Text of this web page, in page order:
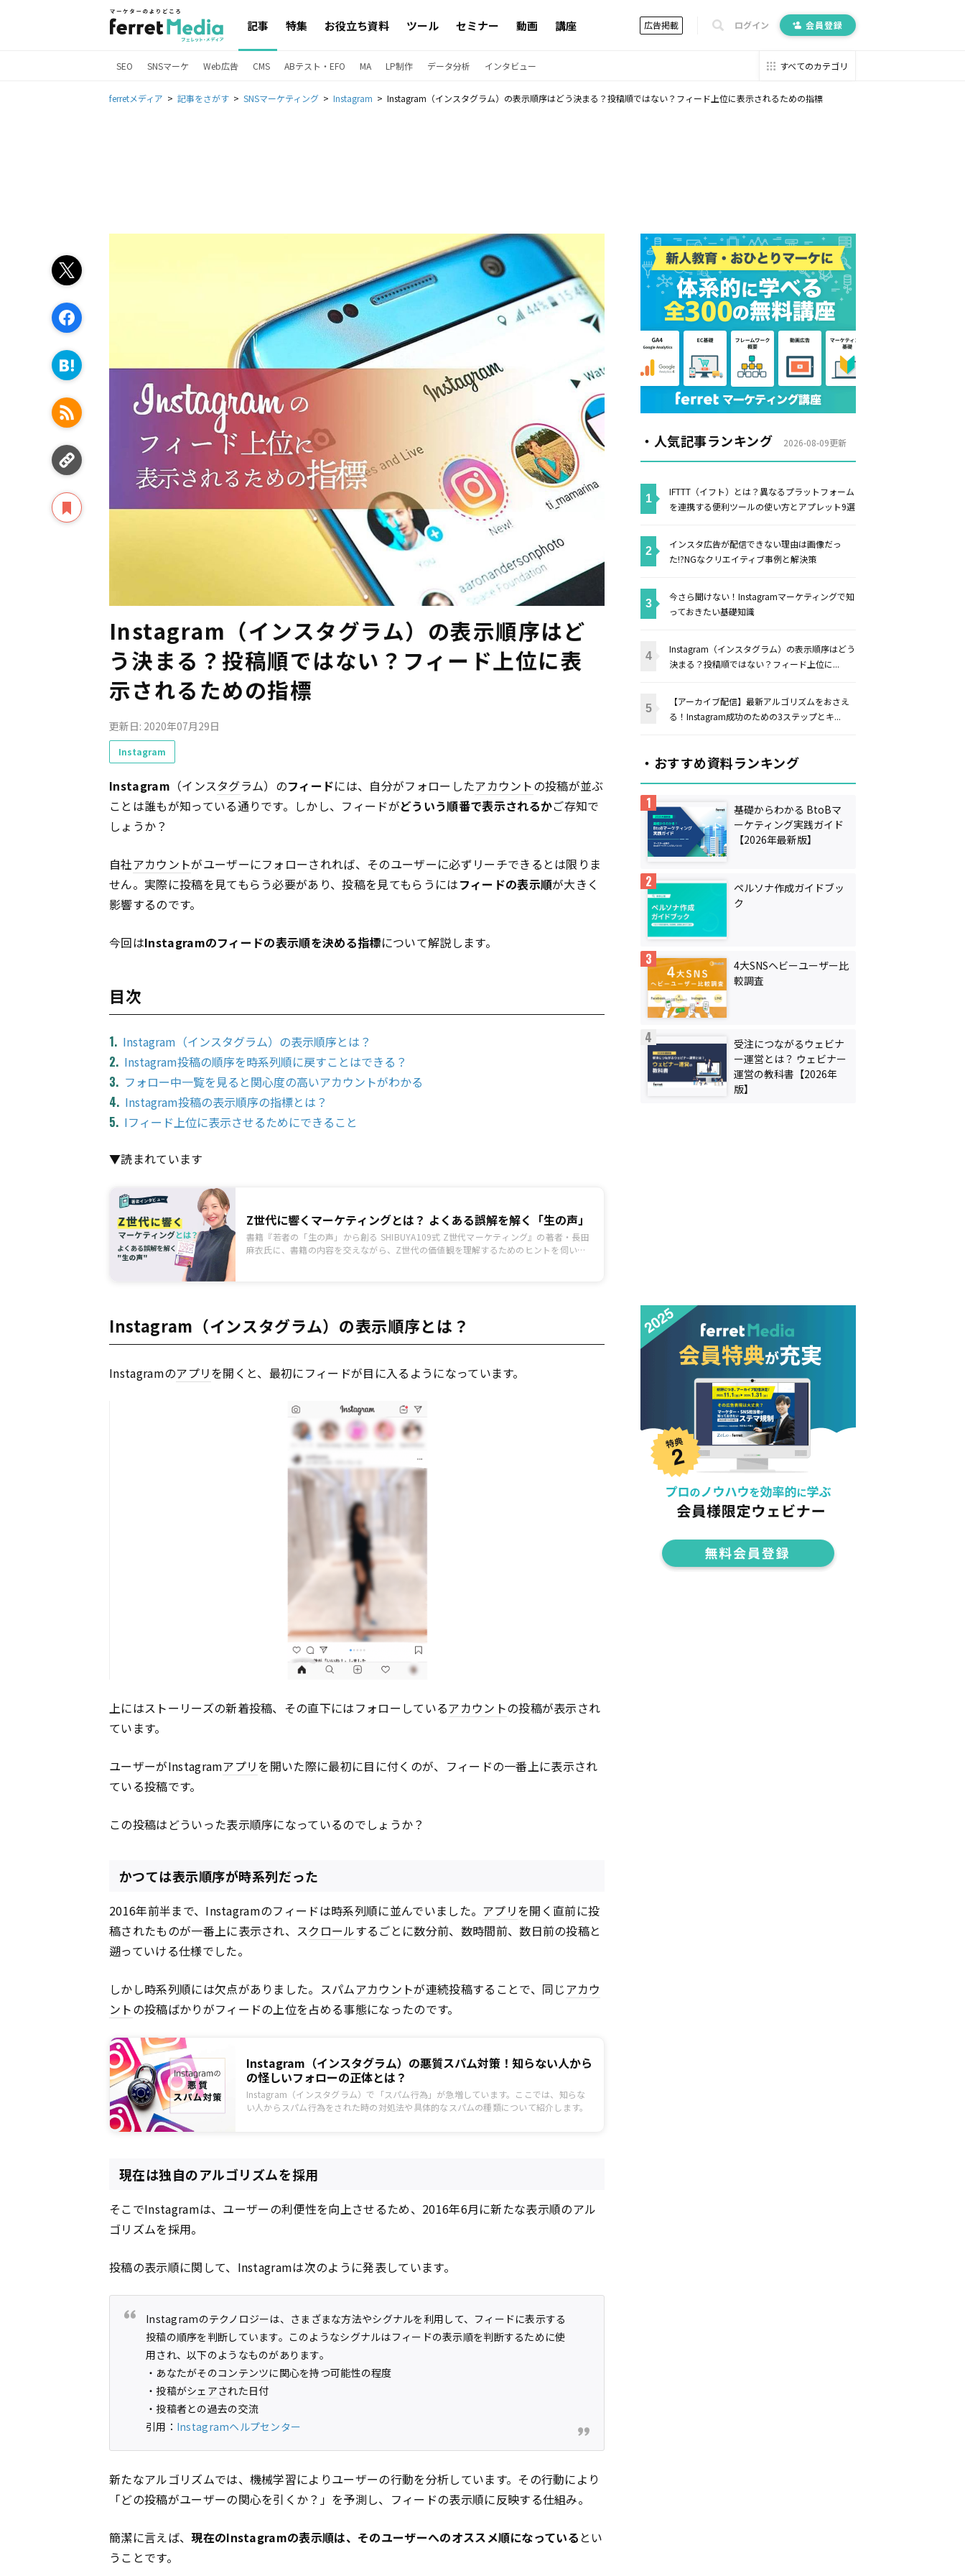
記事 特集 お役立ち資料 ツール セミナー 動画 講座 広告掲載 ログイン 会員登録
SEO SNSマーケ Web広告 CMS ABテスト・EFO MA LP制作 データ分析 インタビュー すべてのカテゴリ
ferretメディア 記事をさがす SNSマーケティング Instagram Instagram（インスタグラム）の表示順序はどう決まる？投稿順ではない？フィード上位に表示されるための指標
Instagram（インスタグラム）の表示順序はど
う決まる？投稿順ではない？フィード上位に表
示されるための指標
更新日: 2020年07月29日
Instagram
Instagram （インスタグラム）のフィードには、自分がフォローしたアカウントの投稿が並ぶ
ことは誰もが知っている通りです。しかし、フィードがどういう順番で表示されるかご存知で
しょうか？
自社アカウントがユーザーにフォローされれば、そのユーザーに必ずリーチできるとは限りま
せん。実際に投稿を見てもらう必要があり、投稿を見てもらうにはフィードの表示順が大きく
影響するのです。
今回はInstagramのフィードの表示順を決める指標について解説します。
目次
Instagram（インスタグラム）の表示順序とは？
Instagram投稿の順序を時系列順に戻すことはできる？
フォロー中一覧を見ると関心度の高いアカウントがわかる
Instagram投稿の表示順序の指標とは？
Iフィード上位に表示させるためにできること
▼読まれています
Z世代に響くマーケティングとは？ よくある誤解を解く「生の声」
書籍『若者の「生の声」から創る SHIBUYA109式 Z世代マーケティング』の著者・長田
麻衣氏に、書籍の内容を交えながら、Z世代の価値観を理解するためのヒントを伺いま
Instagram（インスタグラム）の表示順序とは？
Instagramのアプリを開くと、最初にフィードが目に入るようになっています。
上にはストーリーズの新着投稿、その直下にはフォローしているアカウントの投稿が表示され
ています。
ユーザーがInstagramアプリを開いた際に最初に目に付くのが、フィードの一番上に表示され
ている投稿です。
この投稿はどういった表示順序になっているのでしょうか？
かつては表示順序が時系列だった
2016年前半まで、Instagramのフィードは時系列順に並んでいました。 アプリを開く直前に投
稿されたものが一番上に表示され、スクロールするごとに数分前、数時間前、数日前の投稿と
遡っていける仕様でした。
しかし時系列順には欠点がありました。スパムアカウントが連続投稿することで、同じアカウ
ントの投稿ばかりがフィードの上位を占める事態になったのです。
Instagram（インスタグラム）の悪質スパム対策！知らない人から
の怪しいフォローの正体とは？
Instagram（インスタグラム）で「スパム行為」が急増しています。ここでは、知らな
い人からスパム行為をされた時の対処法や具体的なスパムの種類について紹介します。
現在は独自のアルゴリズムを採用
そこでInstagramは、ユーザーの利便性を向上させるため、2016年6月に新たな表示順のアル
ゴリズムを採用。
投稿の表示順に関して、Instagramは次のように発表しています。
Instagramのテクノロジーは、さまざまな方法やシグナルを利用して、フィードに表示する
投稿の順序を判断しています。このようなシグナルはフィードの表示順を判断するために使
用され、以下のようなものがあります。
・あなたがそのコンテンツに関心を持つ可能性の程度
・投稿がシェアされた日付
・投稿者との過去の交流
引用： Instagramヘルプセンター
新たなアルゴリズムでは、機械学習によりユーザーの行動を分析しています。その行動により
「どの投稿がユーザーの関心を引くか？」を予測し、フィードの表示順に反映する仕組み。
簡潔に言えば、現在のInstagramの表示順は、そのユーザーへのオススメ順になっている とい
うことです。
・人気記事ランキング 2026-08-09更新
IFTTT（イフト）とは？異なるプラットフォーム
を連携する便利ツールの使い方とアプレット9選
インスタ広告が配信できない理由は画像だっ
た!?NGなクリエイティブ事例と解決策
今さら聞けない！Instagramマーケティングで知
っておきたい基礎知識
Instagram（インスタグラム）の表示順序はどう
決まる？投稿順ではない？フィード上位に...
【アーカイブ配信】最新アルゴリズムをおさえ
る！Instagram成功のための3ステップとキ...
・おすすめ資料ランキング
基礎からわかる BtoBマ
ーケティング実践ガイド
【2026年最新版】
ペルソナ作成ガイドブッ
ク
4大SNSヘビーユーザー比
較調査
受注につながるウェビナ
ー運営とは？ ウェビナー
運営の教科書【2026年
版】